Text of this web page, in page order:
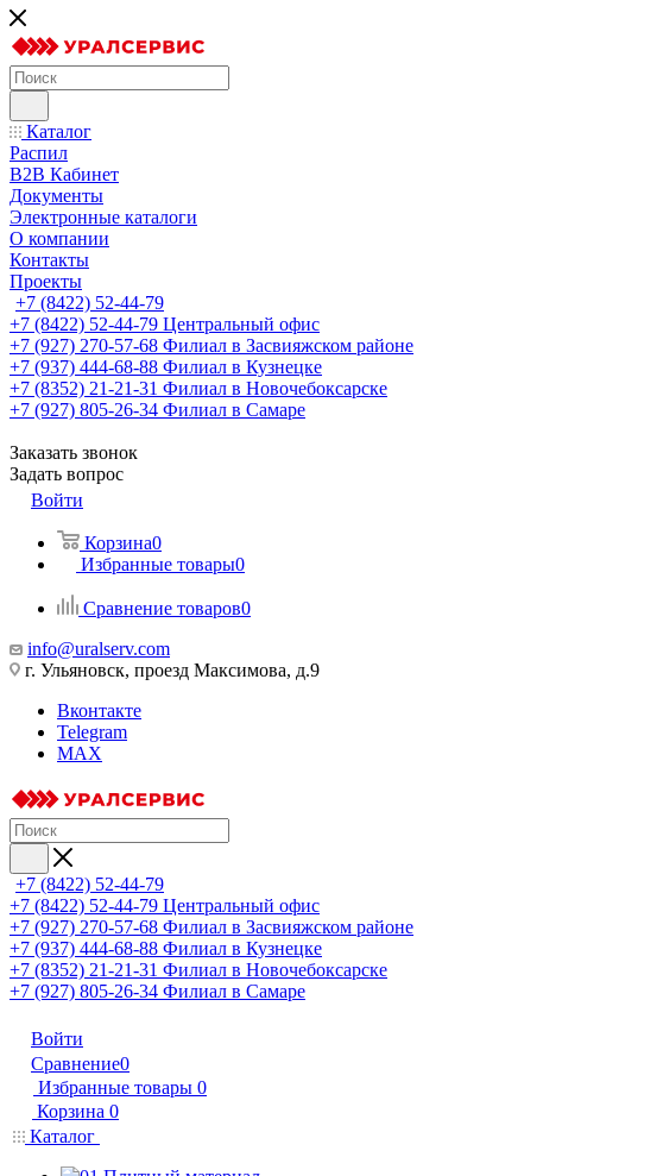
Каталог
Распил
B2B Кабинет
Документы
Электронные каталоги
О компании
Контакты
Проекты
+7 (8422) 52-44-79
+7 (8422) 52-44-79 Центральный офис
+7 (927) 270-57-68 Филиал в Засвияжском районе
+7 (937) 444-68-88 Филиал в Кузнецке
+7 (8352) 21-21-31 Филиал в Новочебоксарске
+7 (927) 805-26-34 Филиал в Самаре
Заказать звонок
Задать вопрос
Войти
Корзина0
Избранные товары0
Сравнение товаров0
info@uralserv.com
г. Ульяновск, проезд Максимова, д.9
Вконтакте
Telegram
MAX
+7 (8422) 52-44-79
+7 (8422) 52-44-79 Центральный офис
+7 (927) 270-57-68 Филиал в Засвияжском районе
+7 (937) 444-68-88 Филиал в Кузнецке
+7 (8352) 21-21-31 Филиал в Новочебоксарске
+7 (927) 805-26-34 Филиал в Самаре
Войти
Сравнение0
Избранные товары 0
Корзина 0
Каталог